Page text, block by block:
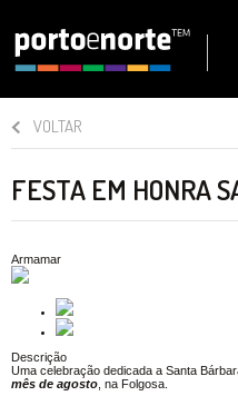
VOLTAR
FESTA EM HONRA
Armamar
Descrição
Uma celebração dedicada a Santa
mês de agosto , na Folgosa.